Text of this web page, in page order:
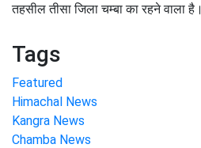
तहसील तीसा जिला चम्बा का रहने वाला है।
Tags
Featured
Himachal News
Kangra News
Chamba News